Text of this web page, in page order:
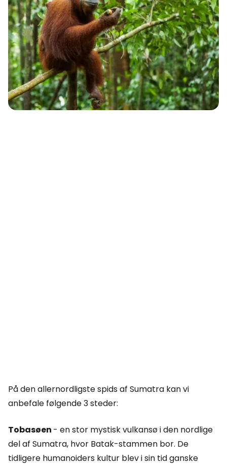
På den allernordligste spids af Sumatra kan vi
anbefale følgende 3 steder:
Tobasøen - en stor mystisk vulkansø i den nordlige
del af Sumatra, hvor Batak-stammen bor. De
tidligere humanoiders kultur blev i sin tid ganske